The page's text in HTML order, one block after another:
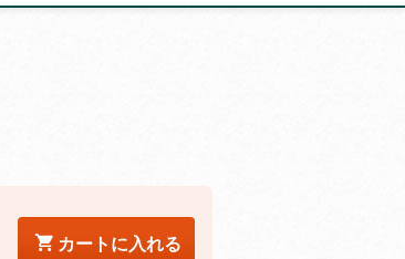
カートに入れる